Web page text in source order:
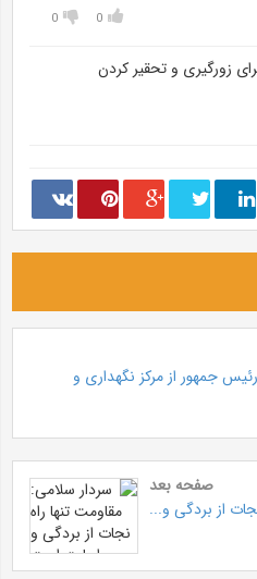
0
0
جمهور از مرکز نگهداری و
صفحه بعد
از بردگی و...